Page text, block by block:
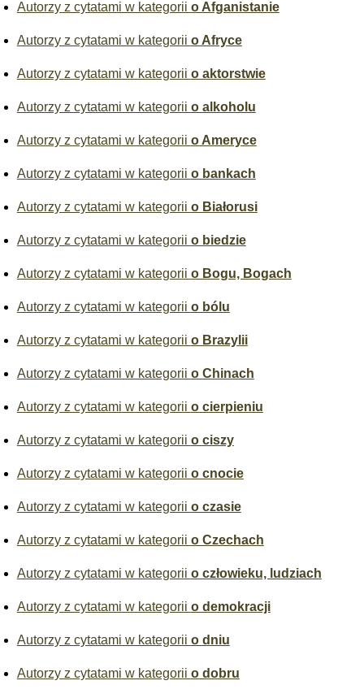
Autorzy z cytatami w kategorii o Afganistanie
Autorzy z cytatami w kategorii o Afryce
Autorzy z cytatami w kategorii o aktorstwie
Autorzy z cytatami w kategorii o alkoholu
Autorzy z cytatami w kategorii o Ameryce
Autorzy z cytatami w kategorii o bankach
Autorzy z cytatami w kategorii o Białorusi
Autorzy z cytatami w kategorii o biedzie
Autorzy z cytatami w kategorii o Bogu, Bogach
Autorzy z cytatami w kategorii o bólu
Autorzy z cytatami w kategorii o Brazylii
Autorzy z cytatami w kategorii o Chinach
Autorzy z cytatami w kategorii o cierpieniu
Autorzy z cytatami w kategorii o ciszy
Autorzy z cytatami w kategorii o cnocie
Autorzy z cytatami w kategorii o czasie
Autorzy z cytatami w kategorii o Czechach
Autorzy z cytatami w kategorii o człowieku, ludziach
Autorzy z cytatami w kategorii o demokracji
Autorzy z cytatami w kategorii o dniu
Autorzy z cytatami w kategorii o dobru